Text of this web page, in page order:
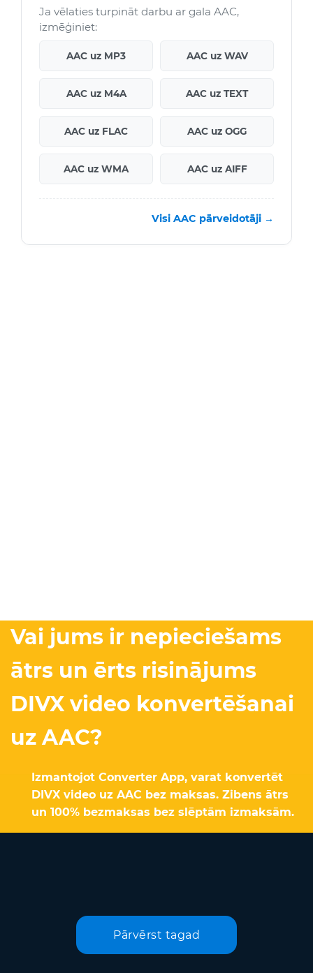
Ja vēlaties turpināt darbu ar gala AAC,
izmēģiniet:
AAC uz MP3 AAC uz WAV
AAC uz M4A AAC uz TEXT
AAC uz FLAC AAC uz OGG
AAC uz WMA AAC uz AIFF
Visi AAC pārveidotāji →
Vai jums ir nepieciešams
ātrs un ērts risinājums
DIVX video konvertēšanai
uz AAC?
Izmantojot Converter App, varat konvertēt
DIVX video uz AAC bez maksas. Zibens ātrs
un 100% bezmaksas bez slēptām izmaksām.
Pārvērst tagad